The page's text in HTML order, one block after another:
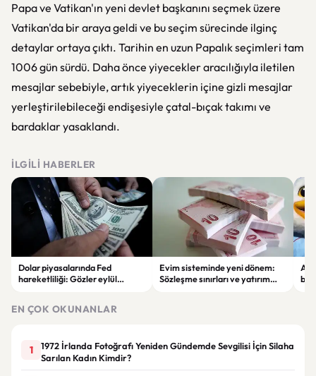
Papa ve Vatikan'ın yeni devlet başkanını seçmek üzere
Vatikan'da bir araya geldi ve bu seçim sürecinde ilginç
detaylar ortaya çıktı. Tarihin en uzun Papalık seçimleri tam
1006 gün sürdü. Daha önce yiyecekler aracılığıyla iletilen
mesajlar sebebiyle, artık yiyeceklerin içine gizli mesajlar
yerleştirilebileceği endişesiyle çatal-bıçak takımı ve
bardaklar yasaklandı.
İLGILI HABERLER
Dolar piyasalarında Fed
hareketliliği: Gözler eylül
Evim sisteminde yeni dönem:
Sözleşme sınırları ve yatırım
EN ÇOK OKUNANLAR
1
1972 İrlanda Fotoğrafı Yeniden Gündemde Sevgilisi İçin Silaha
Sarılan Kadın Kimdir?